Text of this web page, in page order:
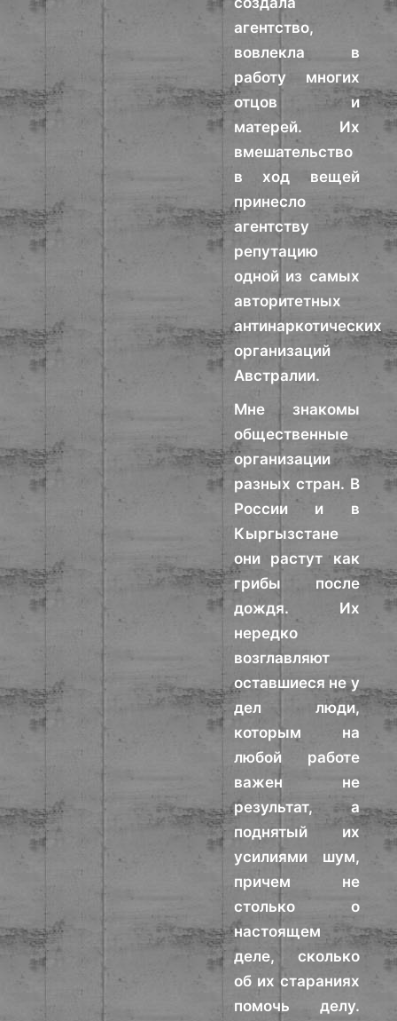
агентство,
вовлекла в
работу многих
отцов и
матерей. Их
вмешательство
в ход вещей
принесло
агентству
репутацию
одной из самых
авторитетных
антинаркотических
организаций
Австралии.
Мне знакомы
общественные
организации
разных стран. В
России и в
Кыргызстане
они растут как
грибы после
дождя. Их
нередко
возглавляют
оставшиеся не у
дел люди,
которым на
любой работе
важен не
результат, а
поднятый их
усилиями шум,
причем не
столько о
настоящем
деле, сколько
об их стараниях
помочь делу.